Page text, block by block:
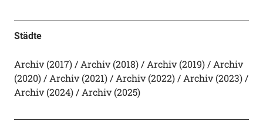
Städte
Archiv (2017) Archiv (2018) Archiv (2019)
Archiv
(2020)
Archiv (2021) Archiv (2022)
Archiv (2023)
Archiv (2024)
Archiv (2025)